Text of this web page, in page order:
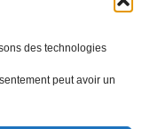
des technologies
peut avoir un